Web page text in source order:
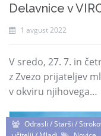
Delavnice v
1 avgust 2022
V sredo, 27. 7. in
z Zvezo prijateljev
v okviru njihovega…
Odrasli / Starši /